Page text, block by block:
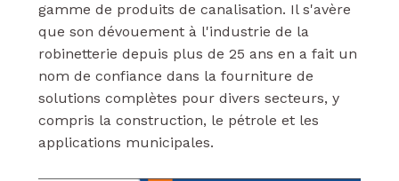
gamme de produits de canalisation. Il s'avère
que son dévouement à l'industrie de la
robinetterie depuis plus de 25 ans en a fait un
nom de confiance dans la fourniture de
solutions complètes pour divers secteurs, y
compris la construction, le pétrole et les
applications municipales.